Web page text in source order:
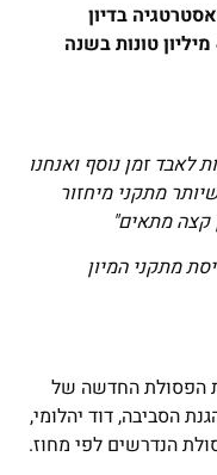
בדיון
בוולנת"ע של המועצה הארצית; יישום מלא של האסטרטגיה יאפשר את הפחתת כמות הפסולת המוטמנת בישראל מכ-4.5 מיליון טונות בשנה
זמן נוסף ואנחנו
מתקני מיחזור
קצה מתאים"
מתקני המיון
הפסולת החדשה של
הסביבה, דוד יהלומי,
הנדרשים לפי מחוז.